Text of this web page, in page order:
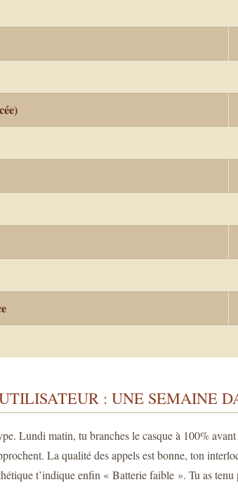
: UNE SEMAINE
Lundi matin, tu branches le casque à 100%
La qualité des appels est bonne, ton
t’indique enfin « Batterie faible ». Tu as